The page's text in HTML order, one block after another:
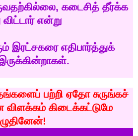
, கடைசித் தீர்க்க
விட்டார் என்று
இரட்சகரை எதிபார்த்துக்
.
பற்றி ஏதோ சுருங்கச்
விளக்கம் கிடைக்கட்டுமே
!